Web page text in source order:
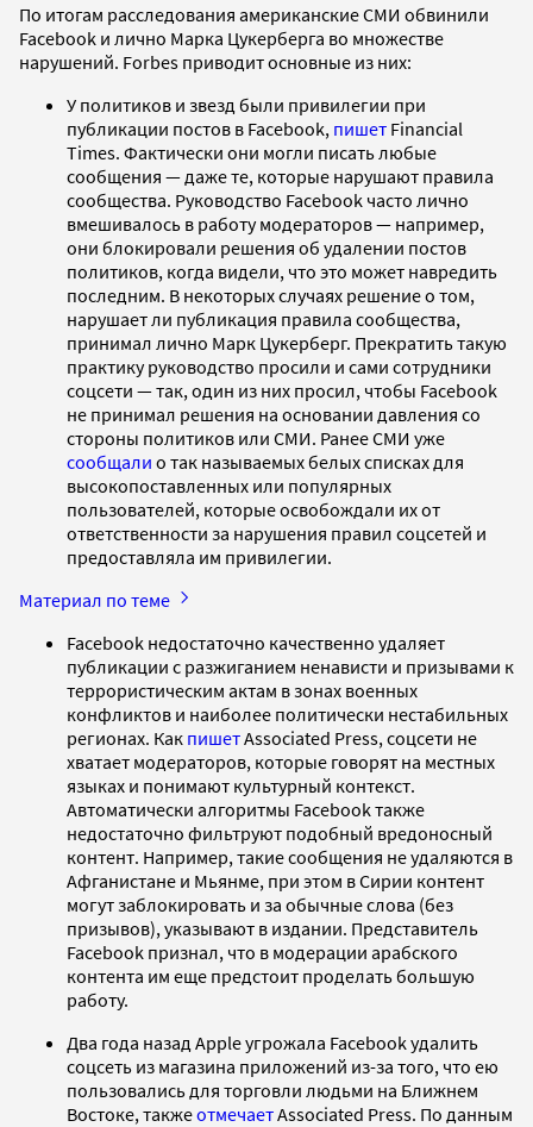
По итогам расследования американские СМИ обвинили
Facebook и лично Марка Цукерберга во множестве
нарушений. Forbes приводит основные из них:
У политиков и звезд были привилегии при
публикации постов в Facebook, пишет Financial
Times. Фактически они могли писать любые
сообщения — даже те, которые нарушают правила
сообщества. Руководство Facebook часто лично
вмешивалось в работу модераторов — например,
они блокировали решения об удалении постов
политиков, когда видели, что это может навредить
последним. В некоторых случаях решение о том,
нарушает ли публикация правила сообщества,
принимал лично Марк Цукерберг. Прекратить такую
практику руководство просили и сами сотрудники
соцсети — так, один из них просил, чтобы Facebook
не принимал решения на основании давления со
стороны политиков или СМИ. Ранее СМИ уже
сообщали о так называемых белых списках для
высокопоставленных или популярных
пользователей, которые освобождали их от
ответственности за нарушения правил соцсетей и
предоставляла им привилегии.
Материал по теме
Facebook недостаточно качественно удаляет
публикации с разжиганием ненависти и призывами к
террористическим актам в зонах военных
конфликтов и наиболее политически нестабильных
регионах. Как пишетAssociated Press, соцсети не
хватает модераторов, которые говорят на местных
языках и понимают культурный контекст.
Автоматически алгоритмы Facebook также
недостаточно фильтруют подобный вредоносный
контент. Например, такие сообщения не удаляются в
Афганистане и Мьянме, при этом в Сирии контент
могут заблокировать и за обычные слова (без
призывов), указывают в издании. Представитель
Facebook признал, что в модерации арабского
контента им еще предстоит проделать большую
работу.
Два года назад Apple угрожала Facebook удалить
соцсеть из магазина приложений из-за того, что ею
пользовались для торговли людьми на Ближнем
Востоке, такжеотмечаетAssociated Press. По данным